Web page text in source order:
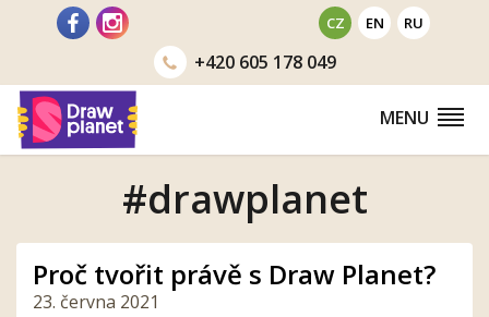
CZ EN RU
+420605 178 049
MENU
#drawplanet
Proč tvořit právě s Draw Planet?
23. června 2021